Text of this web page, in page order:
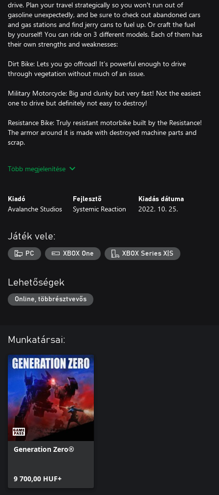
drive. Plan your travel strategically so you won't run out of
gasoline unexpectedly, and be sure to check out abandoned cars
and gas stations and find jerry cans to fuel up. Or craft the fuel
by yourself! You can ride on 3 different models. Each of them has
their own strengths and weaknesses:
Dirt Bike: Lets you go offroad! It’s powerful enough to drive
through vegetation without much of an issue.
Military Motorcycle: Big and clunky but very fast! Not the easiest
one to drive but definitely not easy to destroy!
Resistance Bike: Truly resistant motorbike built by the Resistance!
The armor around it is made with destroyed machine parts and
scrap.
the one that matches your 80s style.
them. Also remember that they might need repairing from time
to time! You can scavenge repair kits or craft your own - the
Több megjelenítése
Kiadó
Avalanche Studios
Fejlesztő
Systemic Reaction
Kiadás dátuma
2022. 10. 25.
Játék vele:
PC XBOX One XBOX Series X|S
Lehetőségek
Online, többrésztvevős
Munkatársai:
Generation Zero®
9 700,00 HUF+